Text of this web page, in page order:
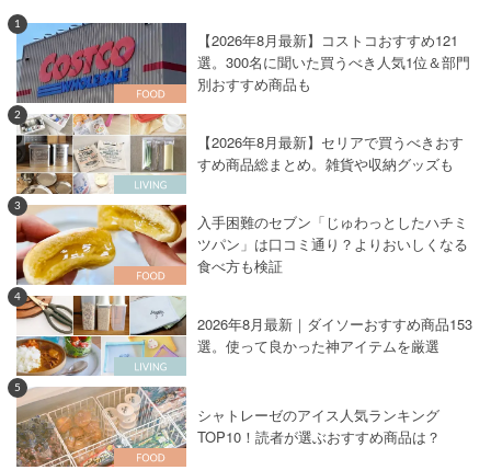
1
【2026年8月最新】コストコおすすめ121
選。300名に聞いた買うべき人気1位＆部門
別おすすめ商品も
2
【2026年8月最新】セリアで買うべきおす
すめ商品総まとめ。雑貨や収納グッズも
3
入手困難のセブン「じゅわっとしたハチミ
ツパン」は口コミ通り？よりおいしくなる
食べ方も検証
4
2026年8月最新｜ダイソーおすすめ商品153
選。使って良かった神アイテムを厳選
5
シャトレーゼのアイス人気ランキング
TOP10！読者が選ぶおすすめ商品は？